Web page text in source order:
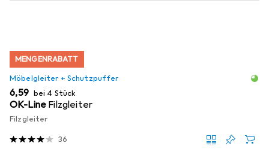
MENGENRABATT
Möbelgleiter + Schutzpuffer
EUR
6,59 bei 4 Stück
OK-Line Filzgleiter
Filzgleiter
36